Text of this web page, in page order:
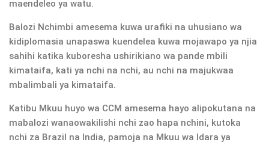
maendeleo ya watu.
Balozi Nchimbi amesema kuwa urafiki na uhusiano wa
kidiplomasia unapaswa kuendelea kuwa mojawapo ya njia
sahihi katika kuboresha ushirikiano wa pande mbili
kimataifa, kati ya nchi na nchi, au nchi na majukwaa
mbalimbali ya kimataifa.
Katibu Mkuu huyo wa CCM amesema hayo alipokutana na
mabalozi wanaowakilishi nchi zao hapa nchini, kutoka
nchi za Brazil na India, pamoja na Mkuu wa Idara ya